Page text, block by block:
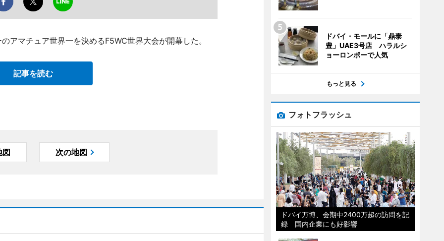
マチュア世界一を決めるF5WC世界大会が開幕した。
記事を読む
図 次の地図
ドバイ・モールに「鼎泰
豊」UAE3号店 ハラルシ
ョーロンポーで人気
もっと見る
フォトフラッシュ
ドバイ万博、会期中2400万超の訪問を記
録 国内企業にも好影響